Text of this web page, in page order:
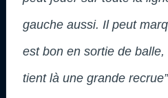
gauche aussi. Il peut
est bon en sortie de
tient là une grande